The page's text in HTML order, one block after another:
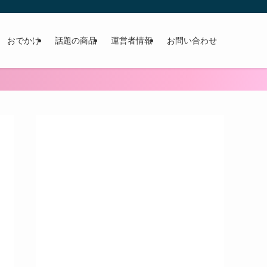
おでかけ 話題の商品 運営者情報 お問い合わせ